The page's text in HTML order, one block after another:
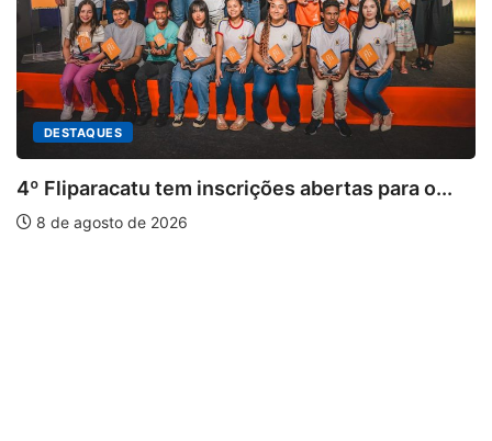
tem inscrições abertas para o...
2026